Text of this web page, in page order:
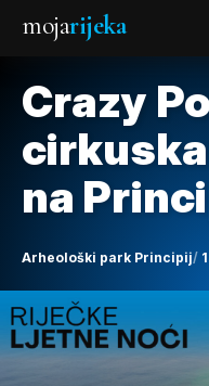
mojarijeka
Crazy
na
Arheološki park Principij